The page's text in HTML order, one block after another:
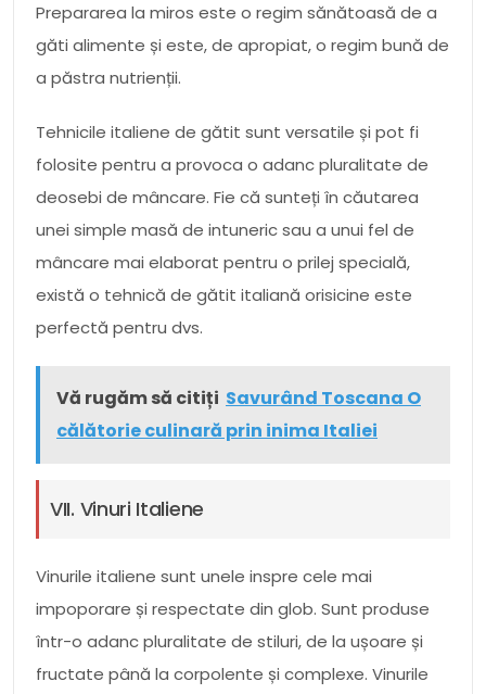
Prepararea la miros este o regim sănătoasă de a
găti alimente și este, de apropiat, o regim bună de
a păstra nutrienții.
Tehnicile italiene de gătit sunt versatile și pot fi
folosite pentru a provoca o adanc pluralitate de
deosebi de mâncare. Fie că sunteți în căutarea
unei simple masă de intuneric sau a unui fel de
mâncare mai elaborat pentru o prilej specială,
există o tehnică de gătit italiană orisicine este
perfectă pentru dvs.
Vă rugăm să citiți Savurând Toscana O
călătorie culinară prin inima Italiei
VII. Vinuri Italiene
Vinurile italiene sunt unele inspre cele mai
impoporare și respectate din glob. Sunt produse
într-o adanc pluralitate de stiluri, de la ușoare și
fructate până la corpolente și complexe. Vinurile